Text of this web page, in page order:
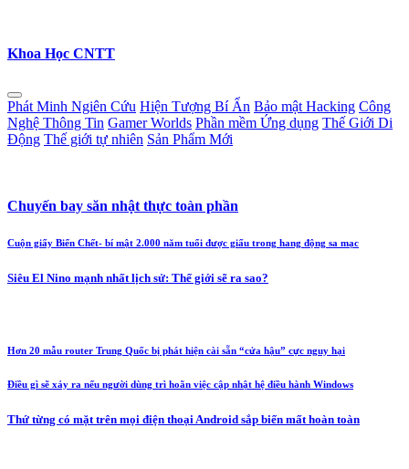
Khoa Học CNTT
Phát Minh Ngiên Cứu Hiện Tượng Bí Ẩn Bảo mật Hacking Công
Nghệ Thông Tin Gamer Worlds Phần mềm Ứng dụng Thế Giới Di
Động Thế giới tự nhiên Sản Phẩm Mới
Chuyến bay săn nhật thực toàn phần
Cuộn giấy Biển Chết- bí mật 2.000 năm tuổi được giấu trong hang động sa mạc
Siêu El Nino mạnh nhất lịch sử: Thế giới sẽ ra sao?
Hơn 20 mẫu router Trung Quốc bị phát hiện cài sẵn “cửa hậu” cực nguy hại
Điều gì sẽ xảy ra nếu người dùng trì hoãn việc cập nhật hệ điều hành Windows
Thứ từng có mặt trên mọi điện thoại Android sắp biến mất hoàn toàn